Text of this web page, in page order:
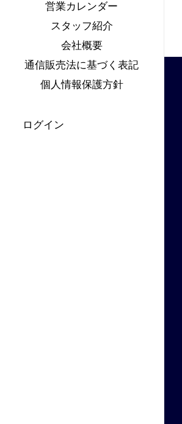
営業カレンダー
スタッフ紹介
会社概要
通信販売法に基づく表記
個人情報保護方針
ログイン